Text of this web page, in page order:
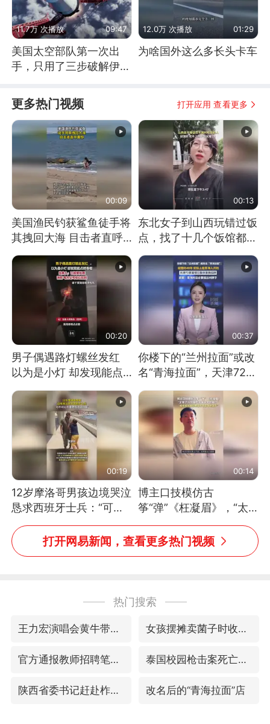
11.7万 次播放 09:47
美国太空部队第一次出
手，只用了三步破解伊朗
12.0万 次播放 01:29
为啥国外这么多长头卡车
更多热门视频 打开应用 查看更多
00:09
美国渔民钓获鲨鱼徒手将
其拽回大海 目击者直呼
震惊 （视频来源：参考
消息）
00:13
东北女子到山西玩错过饭
点，找了十几个饭馆都没
开门：午休到几点
00:20
男子偶遇路灯螺丝发红
以为是小灯 却发现能点
燃香烟 当事人：已报警
处理
00:37
你楼下的“兰州拉面”或改
名“青海拉面”，天津72家
面馆已集体更换招牌
00:19
12岁摩洛哥男孩边境哭泣
恳求西班牙士兵：“可不
可以不要把我遣返回国”
00:14
博主口技模仿古
筝“弹”《枉凝眉》，“太
像了～你是吃古筝长大的
吗？”“或将成为首位考级
不带古筝的选手。”（来
打开网易新闻，查看更多热门视频
热门搜索
王力宏演唱会黄牛带观众藏匿被查获 女孩摆摊卖菌子时收到北大通知书
官方通报教师招聘笔试前13名被淘汰 泰国校园枪击案死亡人数升至7人
陕西省委书记赶赴柞水县杏坪镇 改名后的“青海拉面”店